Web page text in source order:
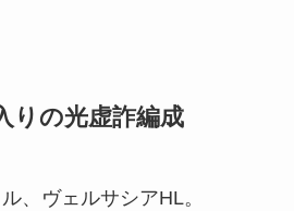
りの光虚詐編成
、ヴェルサシアHL。